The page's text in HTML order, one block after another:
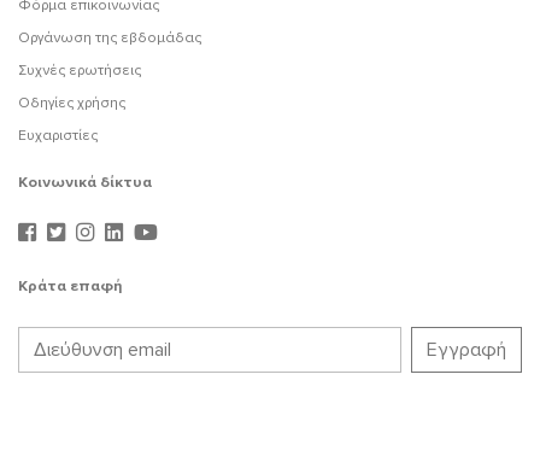
Φόρμα επικοινωνίας
Οργάνωση της εβδομάδας
Συχνές ερωτήσεις
Οδηγίες χρήσης
Ευχαριστίες
Κοινωνικά δίκτυα
Κράτα επαφή